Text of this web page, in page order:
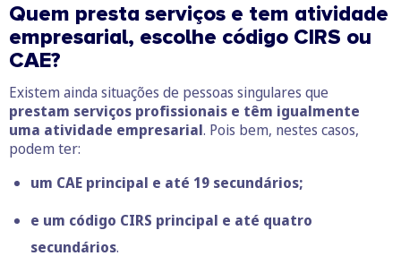
Quem presta serviços e tem atividade
empresarial, escolhe código CIRS ou
CAE?
Existem ainda situações de pessoas singulares que
prestam serviços profissionais e têm igualmente
uma atividade empresarial. Pois bem, nestes casos,
podem ter:
um CAE principal e até 19 secundários;
e um código CIRS principal e até quatro
secundários.